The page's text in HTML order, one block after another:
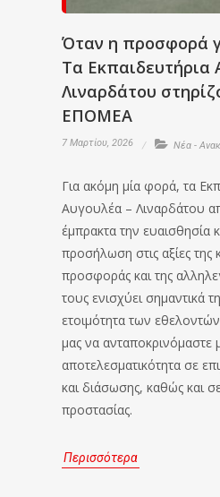
Όταν η προσφορά
Τα Εκπαιδευτήρια
Λιναρδάτου
ΕΠΟΜΕΑ
7 Μαρτίου, 2026 Νέα -
Για ακόμη μία φορά, τα
Αυγουλέα – Λιναρδάτου
έμπρακτα την ευαισθησία
προσήλωση στις αξίες της
προσφοράς και της
τους ενισχύει σημαντικά
ετοιμότητα των
μας να ανταποκρινόμαστε
αποτελεσματικότητα σε
και διάσωσης, καθώς και
προστασίας.
Περισσότερα